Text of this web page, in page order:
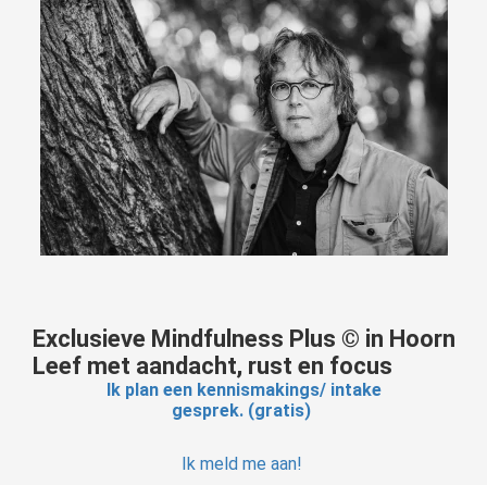
Exclusieve Mindfulness Plus © in Hoorn
Leef met aandacht, rust en focus
Ik plan een kennismakings/ intake
gesprek. (gratis)
Ik meld me aan!